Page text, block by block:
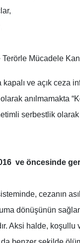
Terörle Mücadele
ve açık ceza
anılmamakta
serbestlik
ve öncesinde
cezanın
dönüşünün
Aksi halde,